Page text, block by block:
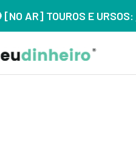
[NO AR] TOUROS E URSOS: